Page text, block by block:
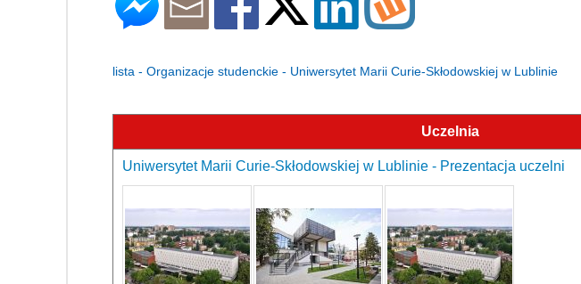
lista - Organizacje studenckie - Uniwersytet Marii Curie-Skłodowskiej w Lublinie
Uczelnia
Uniwersytet Marii Curie-Skłodowskiej w Lublinie - Prezentacja uczelni